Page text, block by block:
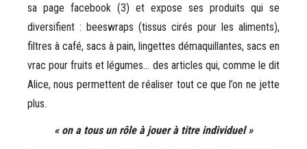
sa page facebook (3) et expose ses produits qui se
diversifient : beeswraps (tissus cirés pour les aliments),
filtres à café, sacs à pain, lingettes démaquillantes, sacs en
vrac pour fruits et légumes… des articles qui, comme le dit
Alice, nous permettent de réaliser tout ce que l’on ne jette
plus.
« on a tous un rôle à jouer à titre individuel »